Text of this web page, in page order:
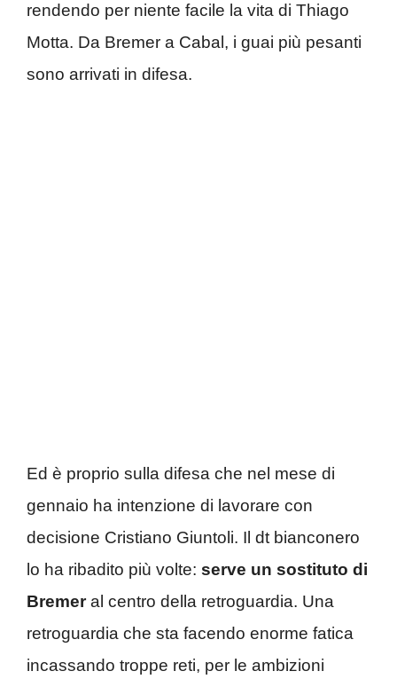
rendendo per niente facile la vita di Thiago
Motta. Da Bremer a Cabal, i guai più pesanti
sono arrivati in difesa.
Ed è proprio sulla difesa che nel mese di
gennaio ha intenzione di lavorare con
decisione Cristiano Giuntoli. Il dt bianconero
lo ha ribadito più volte: serve un sostituto di
Bremeral centro della retroguardia. Una
retroguardia che sta facendo enorme fatica
incassando troppe reti, per le ambizioni